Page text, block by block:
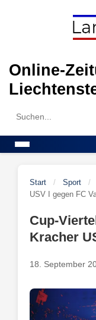
Online-
Search
Start / Sport /
USV I gegen FC
Cup-
Kracher
18. September